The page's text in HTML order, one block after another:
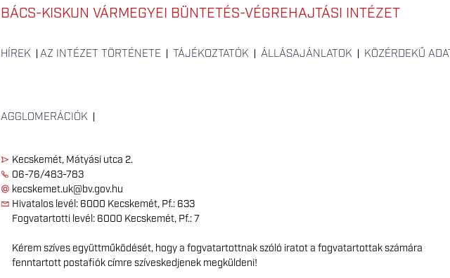
s
a
BÁCS-KISKUN VÁRMEGYEI BÜNTETÉS-VÉGREHAJTÁSI INTÉZET
HÍREK AZ INTÉZET TÖRTÉNETE TÁJÉKOZTATÓK ÁLLÁSAJÁNLATOK KÖZÉRDEKŰ
AGGLOMERÁCIÓK
Kecskemét, Mátyási utca 2.
06-76/483-783
kecskemet.uk@bv.gov.hu
Hivatalos levél: 6000 Kecskemét, Pf.: 633
Fogvatartotti levél: 6000 Kecskemét, Pf.: 7
Kérem szíves együttműködését, hogy a fogvatartottnak szóló iratot a fogvatartottak számára
fenntartott postafiók címre szíveskedjenek megküldeni!